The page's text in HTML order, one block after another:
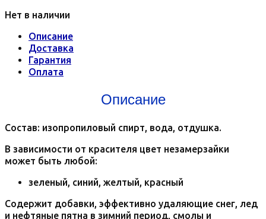
Нет в наличии
Описание
Доставка
Гарантия
Оплата
Описание
Состав: изопропиловый спирт, вода, отдушка.
В зависимости от красителя цвет незамерзайки
может быть любой:
зеленый, синий, желтый, красный
Содержит добавки, эффективно удаляющие снег, лед
и нефтяные пятна в зимний период, смолы и